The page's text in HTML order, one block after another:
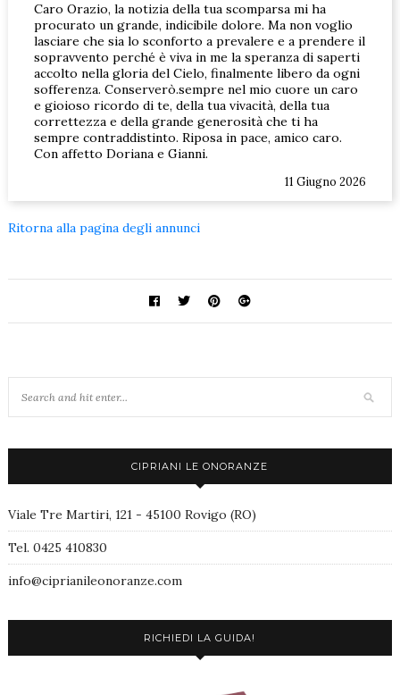
Caro Orazio, la notizia della tua scomparsa mi ha
procurato un grande, indicibile dolore. Ma non voglio
lasciare che sia lo sconforto a prevalere e a prendere il
sopravvento perché è viva in me la speranza di saperti
accolto nella gloria del Cielo, finalmente libero da ogni
sofferenza. Conserverò.sempre nel mio cuore un caro
e gioioso ricordo di te, della tua vivacità, della tua
correttezza e della grande generosità che ti ha
sempre contraddistinto. Riposa in pace, amico caro.
Con affetto Doriana e Gianni.
11 Giugno 2026
Ritorna alla pagina degli annunci
CIPRIANI LE ONORANZE
Viale Tre Martiri, 121 - 45100 Rovigo (RO)
Tel. 0425 410830
info@ciprianileonoranze.com
RICHIEDI LA GUIDA!